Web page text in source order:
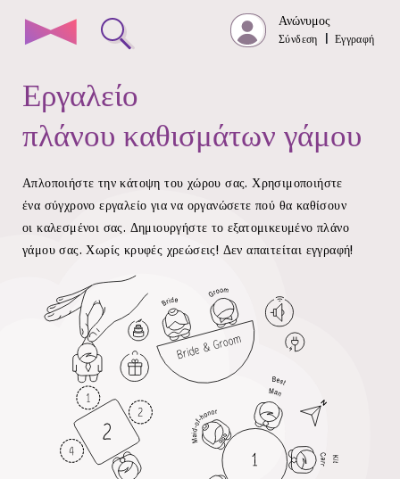
Ανώνυμος
Σύνδεση Εγγραφή
Εργαλείο
πλάνου καθισμάτων γάμου
Απλοποιήστε την κάτοψη του χώρου σας. Χρησιμοποιήστε
ένα σύγχρονο εργαλείο για να οργανώσετε πού θα καθίσουν
οι καλεσμένοι σας. Δημιουργήστε το εξατομικευμένο πλάνο
γάμου σας. Χωρίς κρυφές χρεώσεις! Δεν απαιτείται εγγραφή!